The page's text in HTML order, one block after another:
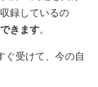
録しているの
きます。
ぐ受けて、今の自